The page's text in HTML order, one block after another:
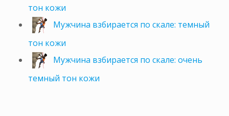
тон кожи
Мужчина взбирается по скале: темный
тон кожи
Мужчина взбирается по скале: очень
темный тон кожи